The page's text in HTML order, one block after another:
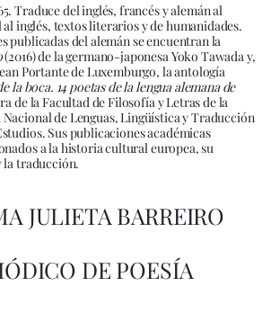
Traduce del inglés, francés y alemán al
al inglés, textos literarios y de humanidades.
publicadas del alemán se encuentran la
(2016) de la germano-japonesa Yoko Tawada y,
Portante de Luxemburgo, la antología
la boca. 14 poetas de la lengua alemana de
de la Facultad de Filosofía y Letras de la
Nacional de Lenguas, Lingüística y Traducción
Sus publicaciones académicas
a la historia cultural europea, su
la traducción.
JULIETA BARREIRO
DE POESÍA